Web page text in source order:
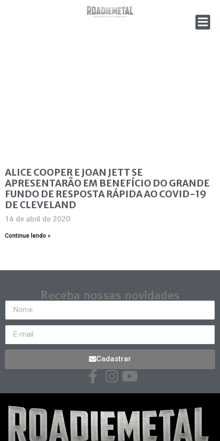
ALICE COOPER E JOAN JETT SE
APRESENTARÃO EM BENEFÍCIO DO GRANDE
FUNDO DE RESPOSTA RÁPIDA AO COVID-19
DE CLEVELAND
14 de abril de 2020
Continue lendo »
Receba nossas novidades
Cadastrar